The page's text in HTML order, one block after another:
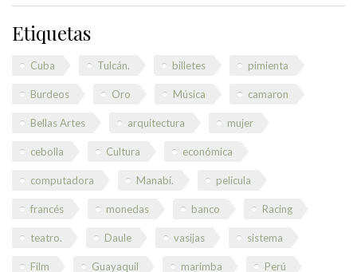
Etiquetas
Cuba Tulcán. billetes pimienta
Burdeos Oro Música camaron
Bellas Artes arquitectura mujer
cebolla Cultura económica
computadora Manabí. película
francés monedas banco Racing
teatro. Daule vasijas sistema
Film Guayaquil marimba Perú